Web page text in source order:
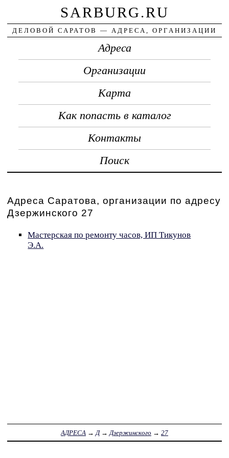
SARBURG.RU
ДЕЛОВОЙ САРАТОВ — АДРЕСА, ОРГАНИЗАЦИИ
Адреса
Организации
Карта
Как попасть в каталог
Контакты
Поиск
Адреса Саратова, организации по адресу
Дзержинского 27
Мастерская по ремонту часов, ИП Тикунов
Э.А.
АДРЕСА → Д→ Дзержинского → 27